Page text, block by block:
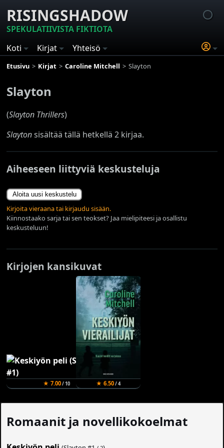
RISINGSHADOW
SPEKULATIIVISTA FIKTIOTA
Koti
Kirjat Yhteisö
Etusivu Kirjat Caroline Mitchell Slayton
Slayton
(Slayton Thrillers)
Slaytonsisältää tällä hetkellä 2 kirjaa.
Aiheeseen liittyviä keskusteluja
Aloita uusi keskustelu
Kirjoita vieraana tai kirjaudu sisään.
Kiinnostaako sarja tai sen teokset? Jaa mielipiteesi ja osallistu
keskusteluun!
Kirjojen kansikuvat
★ 7.00/ 10 ★ 6.50/ 4
Romaanit ja novellikokoelmat